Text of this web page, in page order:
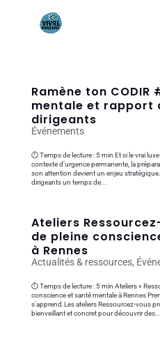
Ramène ton
mentale et rapport
dirigeants
Événements
⏱ Temps de lecture : 5 min Et si le vrai
contexte d’urgence permanente, la
son attention devient un enjeu
dirigeants un temps de...
Ateliers
de pleine
à Rennes
Actualités & ressources,
⏱ Temps de lecture : 5 min Ateliers «
conscience et santé mentale à Rennes
s’apprend.Les ateliers Ressourcez-vous
bienveillant et concret pour découvrir des...